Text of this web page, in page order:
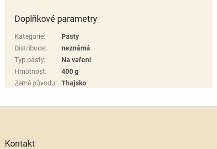
Doplňkové parametry
Kategorie:
Pasty
Distribuce:
neznámá
Typ pasty:
Na vaření
Hmotnost:
400 g
Země původu: Thajsko
Kontakt